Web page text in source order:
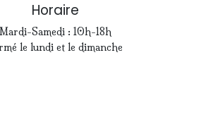
Horaire
Mardi-Samedi : 10h-18h
le lundi et le dimanche